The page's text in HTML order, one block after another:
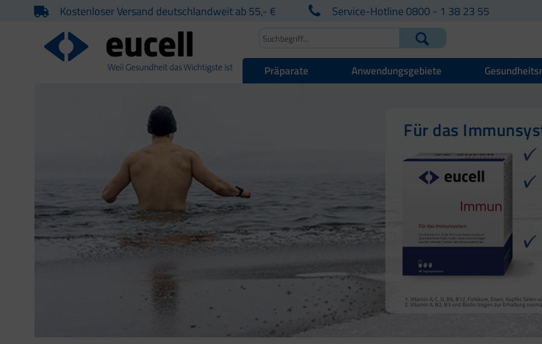
Kostenloser Versand deutschlandweit ab 55,- € Service-Hotline 0800 - 1 38 23 55
Präparate Anwendungsgebiete
Für das
Vitamin A, C, D, B6, B12, Folsäure, Eisen, Kupfer,
Vitamin A, B2, B3 und Biotin tragen zur Erhaltung
Für Haut, Haare
Selen, Zink und Biotin tragen zur Erhaltung gesunder
Selen und Zink tragen zur Erhaltung normaler Nägel bei.
Vitamin C, E, B2, Kupfer, Mangan, Selen und Zink
Für Ihre natürliche
sowie zu einem normalen Stoffwechsel von
Vitamin B2 und Biotin tragen zur Erhaltung normaler
Vitamin D und Zink tragen zur normalen Funktion des